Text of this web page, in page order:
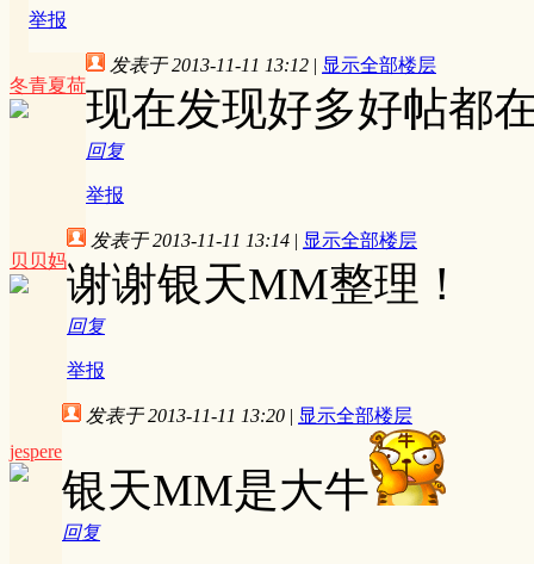
举报
冬青夏荷
发表于 2013-11-11 13:12 | 显示全部楼层
现在发现好多好帖都
回复
举报
贝贝妈
发表于 2013-11-11 13:14 | 显示全部楼层
谢谢银天MM整理！
回复
举报
jespere
发表于 2013-11-11 13:20 | 显示全部楼层
银天MM是大牛
回复